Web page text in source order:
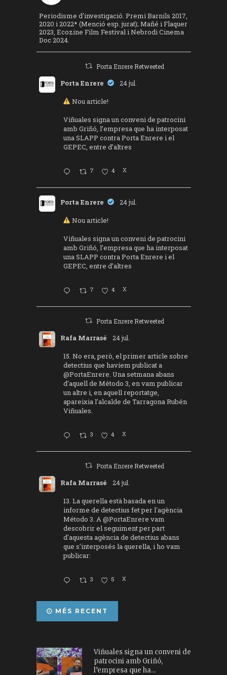
Periodisme d'investigació. Premi Barnils 2017,
2020 i 2022* (Menció esp. jurat); Mañé i Flaquer
2023, Ecozine Film Festival i Nebrodi Cinema
Doc 2024.
Porta Enrere Retweeted
Porta Enrere 24 jul.
Nou article!
Viñuales signa un conveni de patrocini
amb Griñó, l’empresa que ha interposat
una SLAPP contra Porta Enrere i el
GEPEC, entre d’altres
7 4 X
Porta Enrere 24 jul.
Nou article!
Viñuales signa un conveni de patrocini
amb Griñó, l’empresa que ha interposat
una SLAPP contra Porta Enrere i el
GEPEC, entre d’altres
7 4 X
Porta Enrere Retweeted
Rafa Marrasé 24 jul.
15. No era, però, el primer article sobre
detectius que havíem publicat a
@PortaEnrere. Una setmana abans
d'aquell de Método 3, en vam publicar
un altre i, en aquell reportatge,
apareixia l'alcalde de Tarragona Rubén
Viñuales.
3 4 X
Porta Enrere Retweeted
Rafa Marrasé 24 jul.
13. La querella està basada en un
informe de detectius fet per l'agència
Método 3. A@PortaEnrere vam
descobrir el seguiment per part
d'aquesta agència de detectius abans
que s'interposés la querella, i ho vam
publicar:
3 5 X
MÉS RECENT
Viñuales signa un conveni de
patrocini amb Griñó,
l’empresa que ha...